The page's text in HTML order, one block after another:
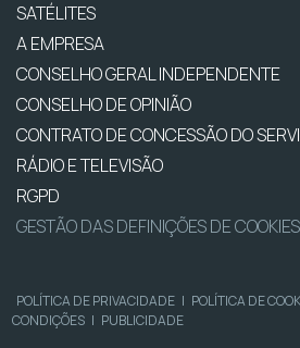
SATÉLITES
A EMPRESA
CONSELHO GERAL INDEPENDENTE
CONSELHO DE OPINIÃO
CONTRATO DE CONCESSÃO DO
RÁDIO E TELEVISÃO
RGPD
GESTÃO DAS DEFINIÇÕES DE COOKIES
POLÍTICA DE PRIVACIDADE | POLÍTICA DE
CONDIÇÕES | PUBLICIDADE